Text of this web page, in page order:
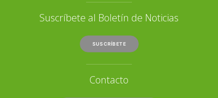
Suscríbete al Boletín de Noticias
SUSCRÍBETE
Contacto